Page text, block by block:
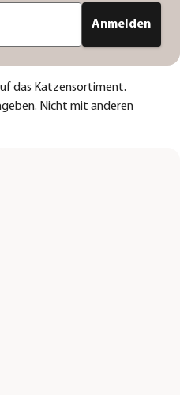
Anmelden
das Katzensortiment.
Nicht mit anderen